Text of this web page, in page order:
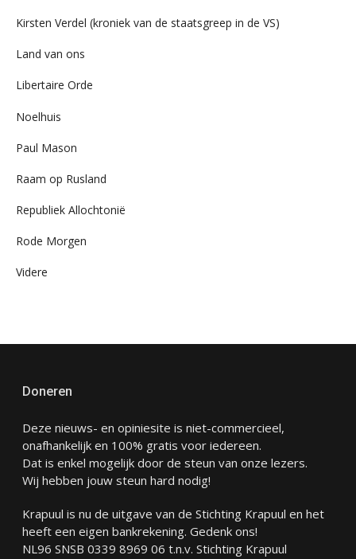
Kirsten Verdel (kroniek van de staatsgreep in de VS)
Land van ons
Libertaire Orde
Noelhuis
Paul Mason
Raam op Rusland
Republiek Allochtonië
Rode Morgen
Videre
Doneren
Deze nieuws- en opiniesite is niet-commercieel,
onafhankelijk en 100% gratis voor iedereen.
Dat is enkel mogelijk door de steun van onze lezers.
Wij hebben jouw steun hard nodig!
Krapuul is nu de uitgave van de Stichting Krapuul en het
heeft een eigen bankrekening. Gedenk ons!
NL96 SNSB 0339 8969 06 t.n.v. Stichting Krapuul